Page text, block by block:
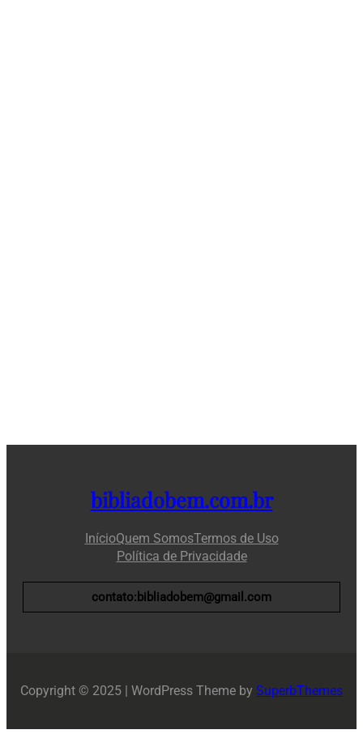
bibliadobem.com.br
InícioQuem SomosTermos de Uso
Política de Privacidade
contato:bibliadobem@gmail.com
Copyright © 2025 | WordPress Theme by SuperbThemes